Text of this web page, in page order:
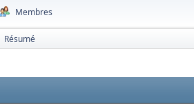
Membres
Résumé